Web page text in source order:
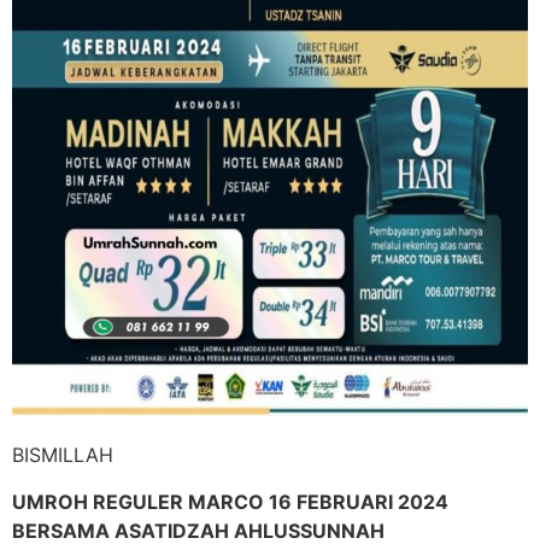
BISMILLAH
UMROH REGULER MARCO 16 FEBRUARI 2024
BERSAMA ASATIDZAH AHLUSSUNNAH